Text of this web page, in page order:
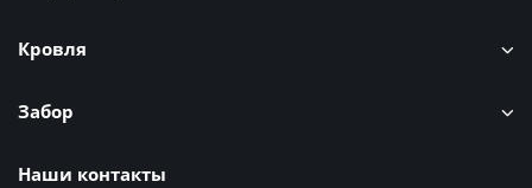
Кровля
Забор
Наши контакты